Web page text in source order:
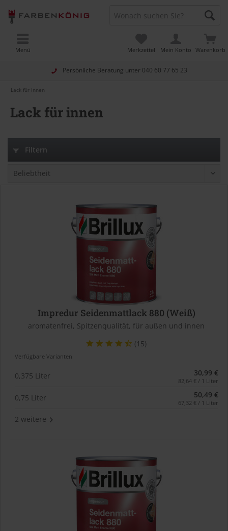
Persönliche Beratung unter 040 60 77 65 23
Warenkorb
Merkzettel Mein Konto
Menü
Lack für innen
Lack für innen
Filtern
Impredur Seidenmattlack 880 (Weiß)
aromatenfrei, Spitzenqualität, für außen und innen
(15)
Verfügbare Varianten
0,375 Liter 30,99 €
82,64 € / 1 Liter
0,75 Liter 50,49 €
67,32 € / 1 Liter
2 weitere